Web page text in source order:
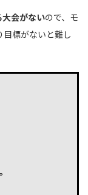
大会がないので、モ
標がないと難し